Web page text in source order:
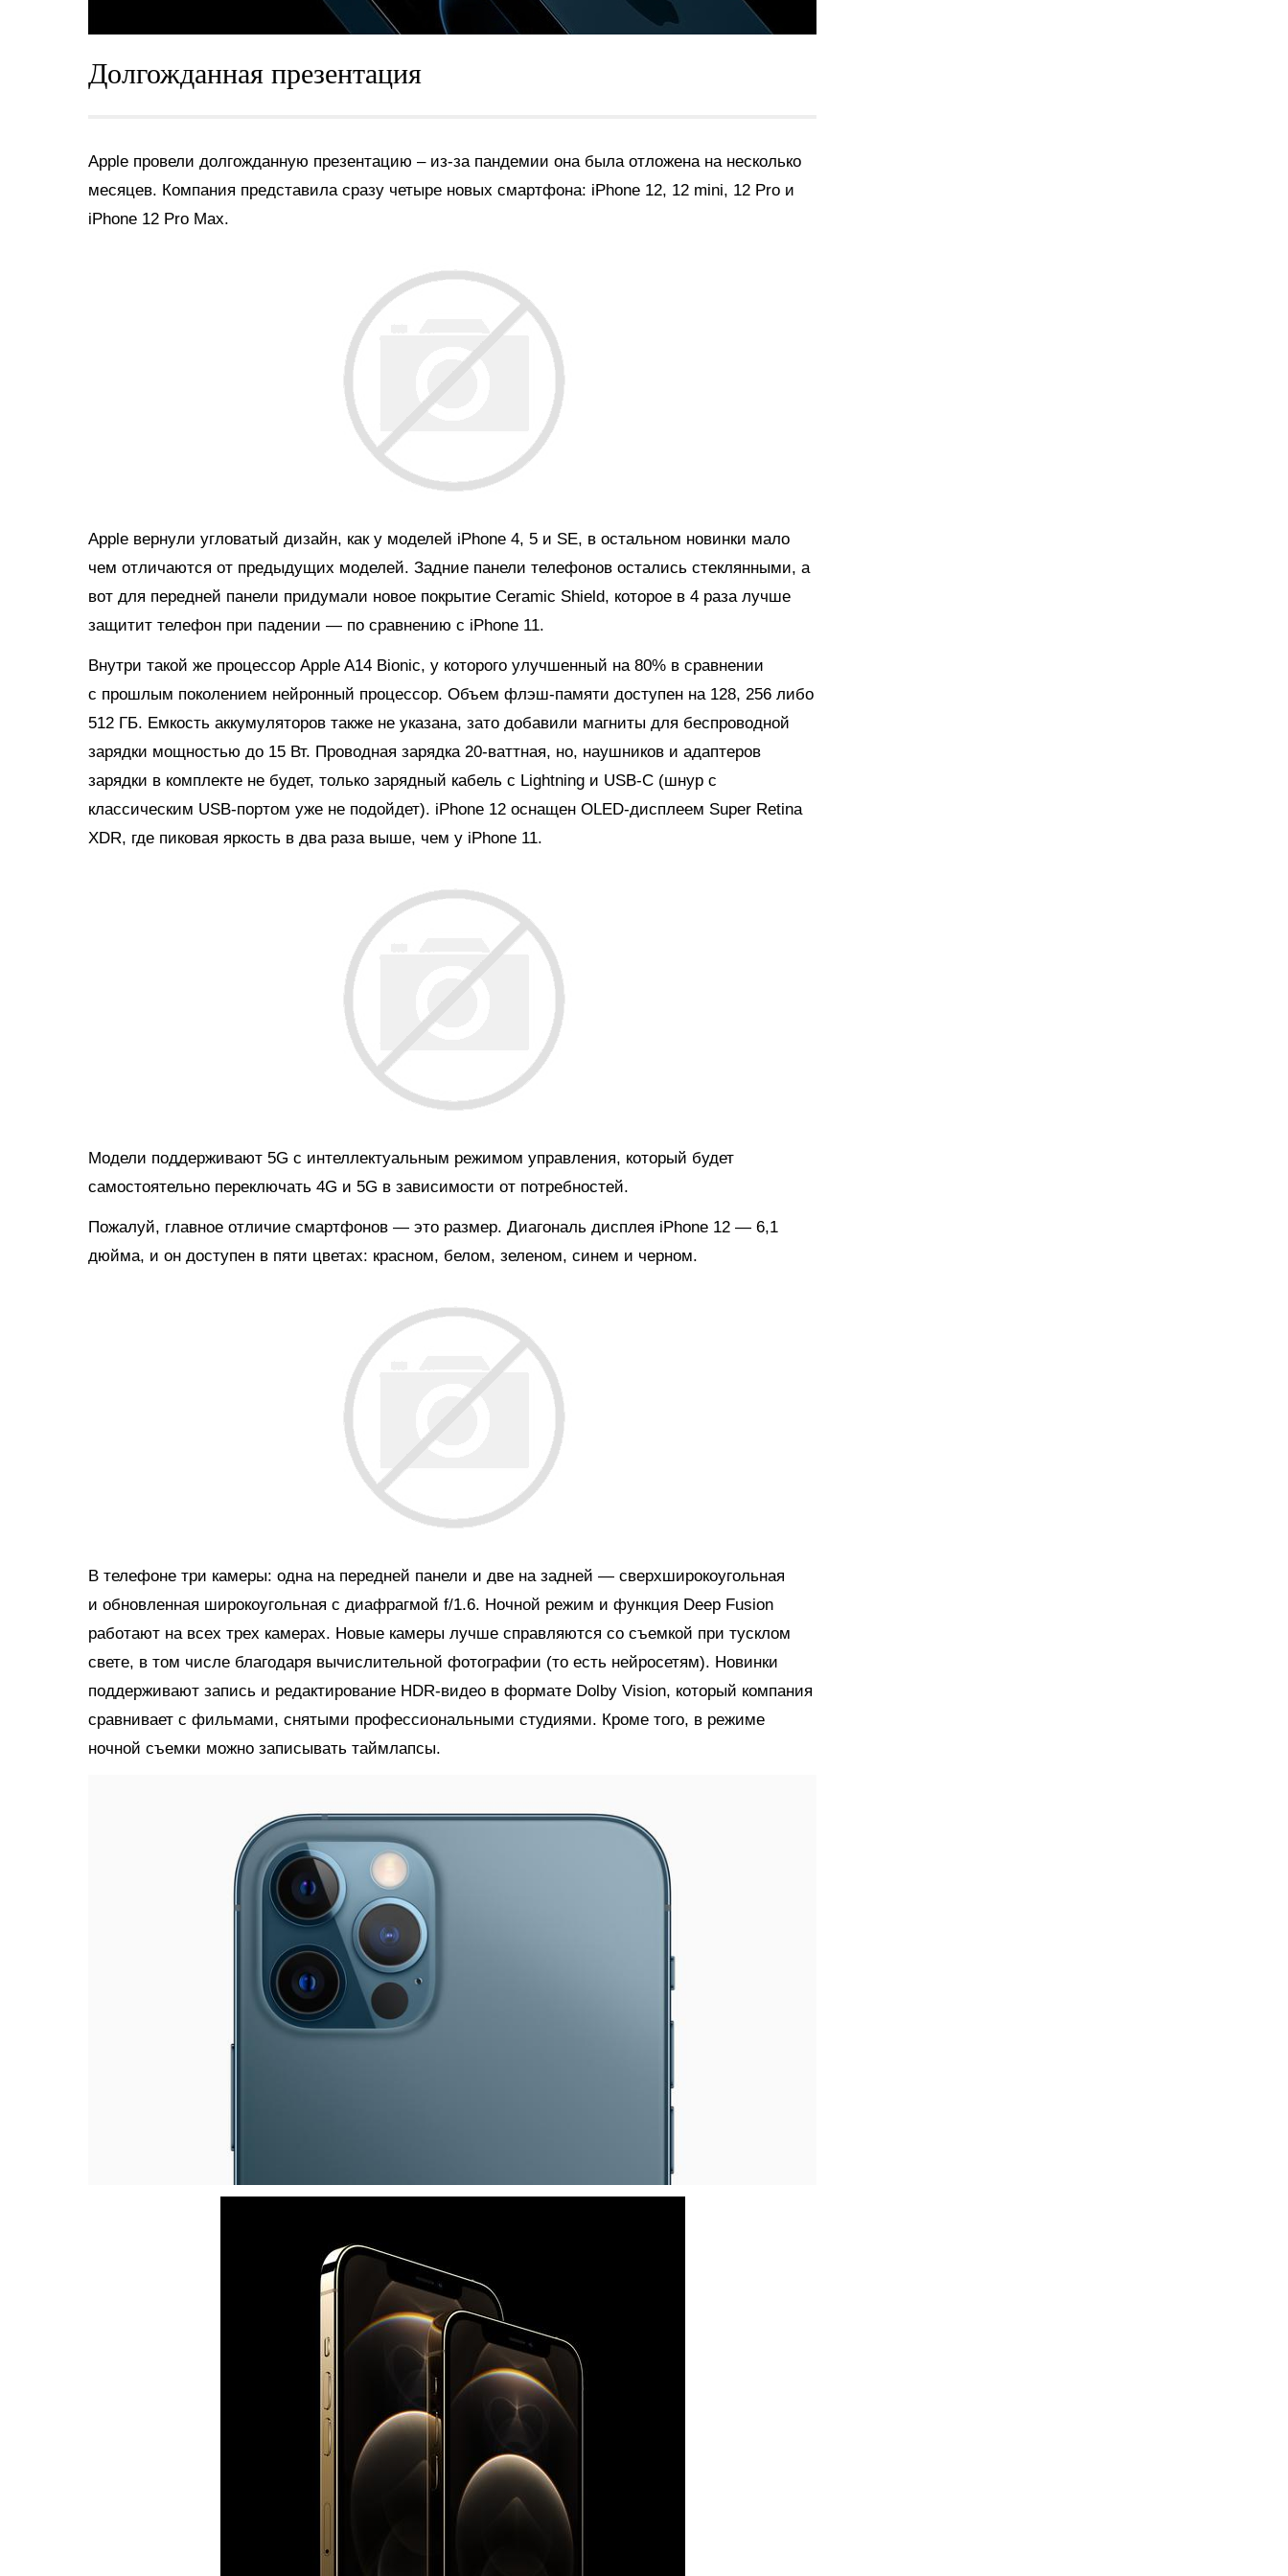
Долгожданная презентация
Apple провели долгожданную презентацию – из-за пандемии она была отложена на несколько
месяцев. Компания представила сразу четыре новых смартфона: iPhone 12, 12 mini, 12 Pro и
iPhone 12‌ Pro Max.
Apple вернули угловатый дизайн, как у моделей iPhone 4, 5 и SE, в остальном новинки мало
чем отличаются от предыдущих моделей. Задние панели телефонов остались стеклянными, а
вот для передней панели придумали новое покрытие Ceramic Shield, которое в 4 раза лучше
защитит телефон при падении — по сравнению с iPhone 11.
Внутри такой же процессор Apple A14 Bionic, у которого улучшенный на 80% в сравнении
с прошлым поколением нейронный процессор. Объем флэш-памяти доступен на 128, 256 либо
512 ГБ. Емкость аккумуляторов также не указана, зато добавили магниты для беспроводной
зарядки мощностью до 15 Вт. Проводная зарядка 20-ваттная, но, наушников и адаптеров
зарядки в комплекте не будет, только зарядный кабель с Lightning и USB-C (шнур с
классическим USB-портом уже не подойдет). iPhone 12 оснащен OLED-дисплеем Super Retina
XDR, где пиковая яркость в два раза выше, чем у iPhone 11.
Модели поддерживают 5G с интеллектуальным режимом управления, который будет
самостоятельно переключать 4G и 5G в зависимости от потребностей.
Пожалуй, главное отличие смартфонов — это размер. Диагональ дисплея iPhone 12 — 6,1
дюйма, и он доступен в пяти цветах: красном, белом, зеленом, синем и черном.
В телефоне три камеры: одна на передней панели и две на задней — сверхширокоугольная
и обновленная широкоугольная с диафрагмой f/1.6. Ночной режим и функция Deep Fusion
работают на всех трех камерах. Новые камеры лучше справляются со съемкой при тусклом
свете, в том числе благодаря вычислительной фотографии (то есть нейросетям). Новинки
поддерживают запись и редактирование HDR‑видео в формате Dolby Vision, который компания
сравнивает с фильмами, снятыми профессиональными студиями. Кроме того, в режиме
ночной съемки можно записывать таймлапсы.